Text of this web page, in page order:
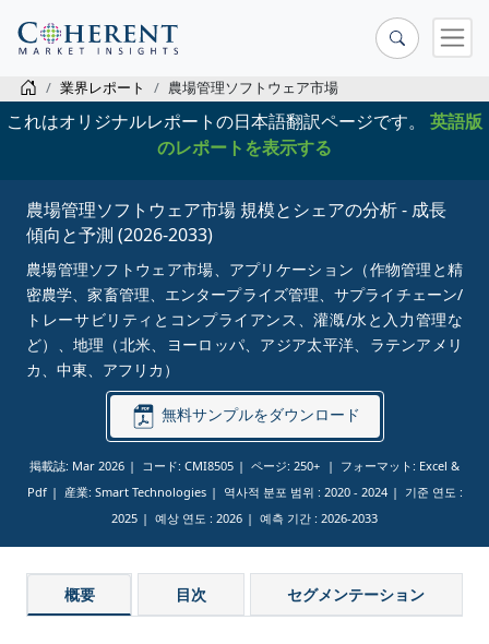
業界レポート 農場管理ソフトウェア市場
これはオリジナルレポートの日本語翻訳ページです。 英語版
のレポートを表示する
農場管理ソフトウェア市場 規模とシェアの分析 - 成長
傾向と予測 (2026-2033)
農場管理ソフトウェア市場、アプリケーション（作物管理と精
密農学、家畜管理、エンタープライズ管理、サプライチェーン/
トレーサビリティとコンプライアンス、灌漑/水と入力管理な
ど）、地理（北米、ヨーロッパ、アジア太平洋、ラテンアメリ
カ、中東、アフリカ）
無料サンプルをダウンロード
掲載誌: Mar 2026 コード: CMI8505 ページ: 250+
フォーマット: Excel &
Pdf
産業: Smart Technologies 역사적 분포 범위 : 2020 - 2024
기준 연도 :
2025
예상 연도 : 2026 예측 기간 : 2026-2033
概要 目次 セグメンテーション